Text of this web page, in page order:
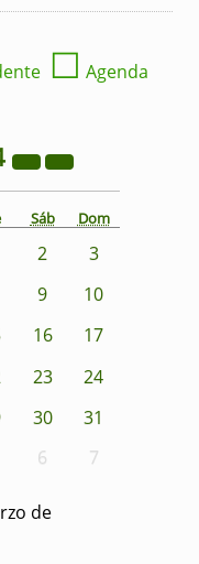
☐ Agenda
Sáb Dom
2
3
9
10
16
17
23
24
30
31
6 7
de